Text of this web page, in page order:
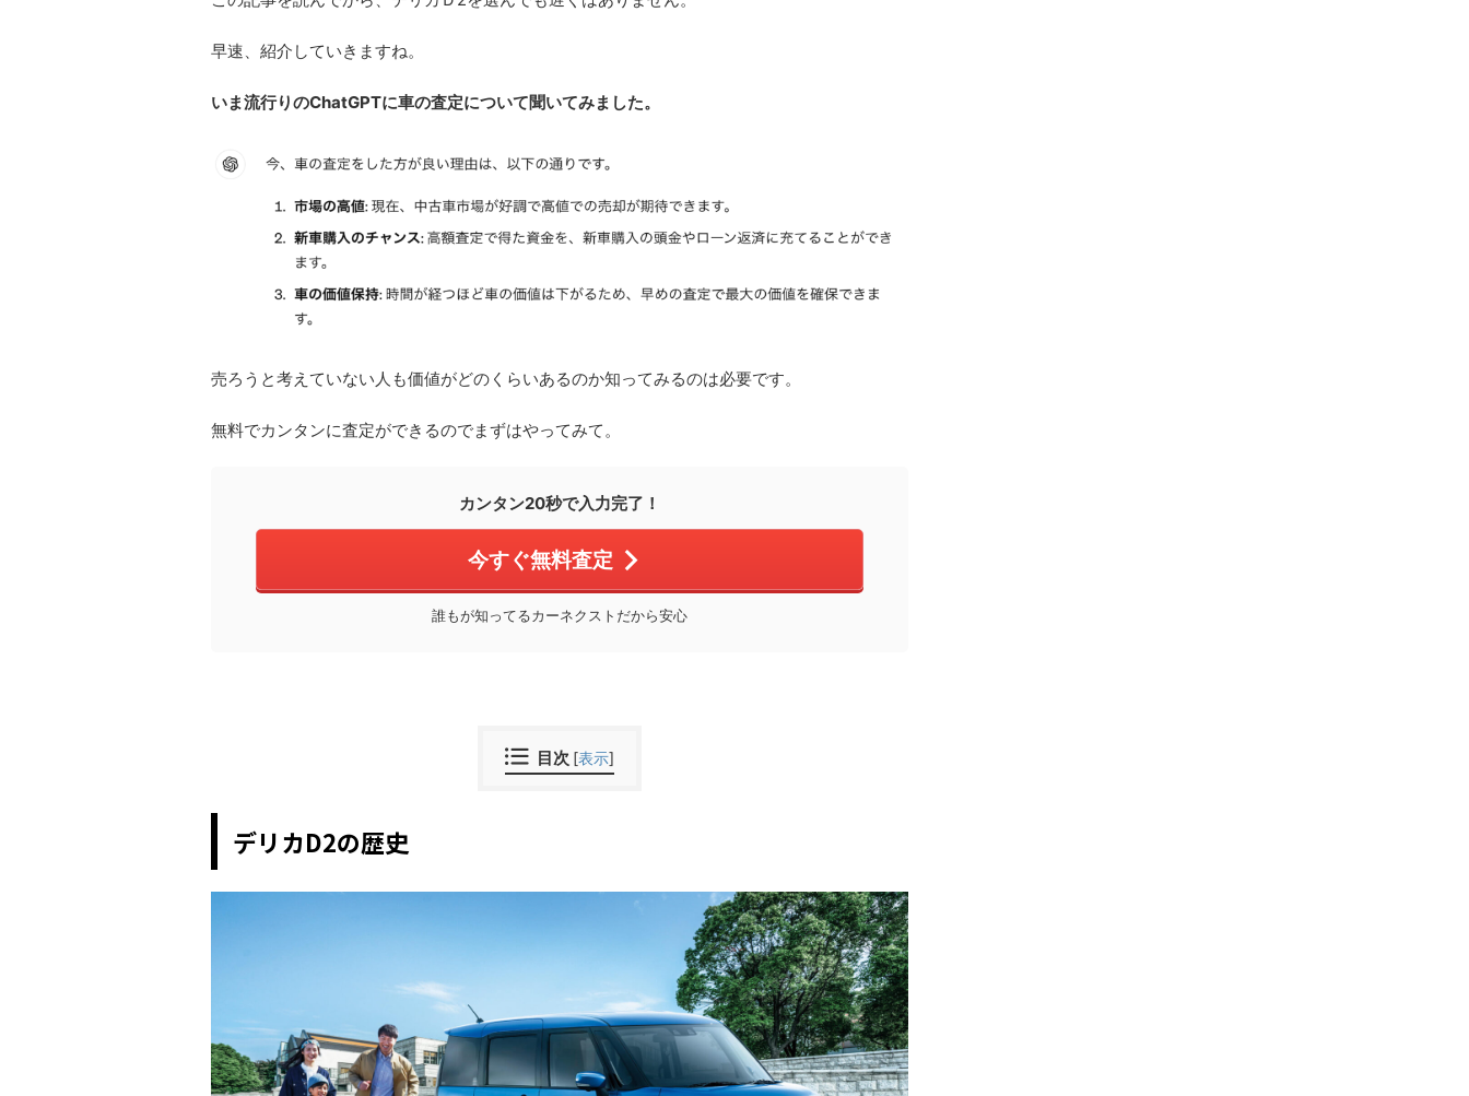
早速、紹介していきますね。
いま流行りのChatGPTに車の査定について聞いてみました。
売ろうと考えていない人も価値がどのくらいあるのか知ってみるのは必要です。
無料でカンタンに査定ができるのでまずはやってみて。
カンタン20秒で入力完了！
今すぐ無料査定
誰もが知ってるカーネクストだから安心
目次 [表示]
デリカD2の歴史